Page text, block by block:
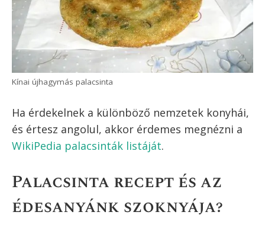
Vietnami bánh xèo